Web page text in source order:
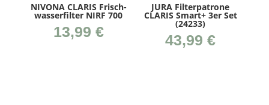
NIVONA CLARIS Frisch­
was­ser­fil­ter NIRF 700
13,99 €
JURA Fil­ter­pa­tro­ne
CLARIS Smart+ 3er Set
(24233)
43,99€